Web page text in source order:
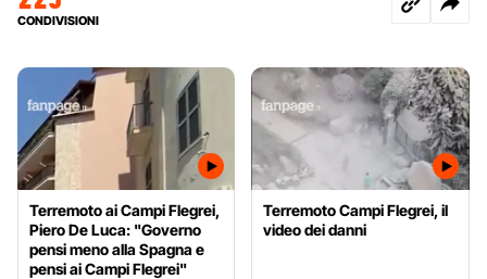
CONDIVISIONI
Terremoto ai Campi Flegrei,
Piero De Luca: "Governo
pensi meno alla Spagna e
pensi ai Campi Flegrei"
Terremoto Campi Flegrei, il
video dei danni